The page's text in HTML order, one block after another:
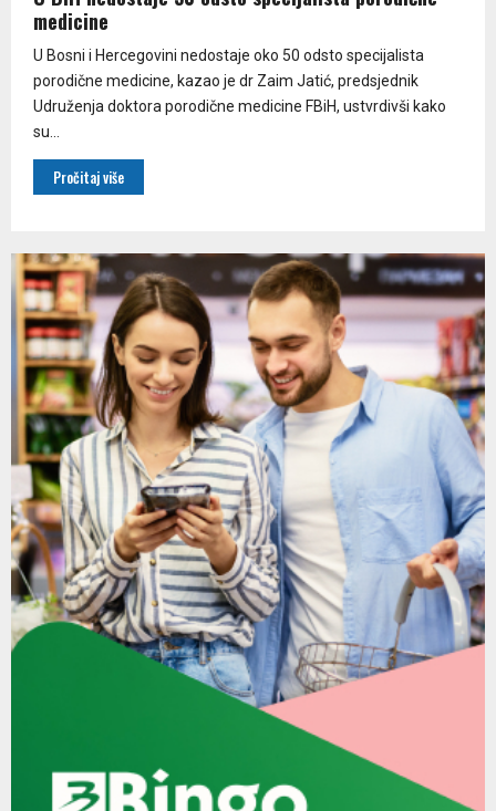
medicine
U Bosni i Hercegovini nedostaje oko 50 odsto specijalista
porodične medicine, kazao je dr Zaim Jatić, predsjednik
Udruženja doktora porodične medicine FBiH, ustvrdivši kako
su...
Pročitaj više